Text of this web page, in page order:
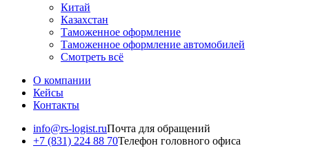
Китай
Казахстан
Таможенное оформление
Таможенное оформление автомобилей
Смотреть всё
О компании
Кейсы
Контакты
info@rs-logist.ruПочта для обращений
+7 (831) 224 88 70Телефон головного офиса